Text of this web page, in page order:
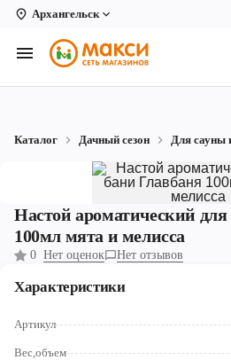
Архангельск
Вологда
Архангельск
Котлас
Новодвинск
Рыбинск
Каталог Дачный сезон Для сауны
Настой ароматический
100мл мята и мелисса
0 Нет оценок Нет отзывов
Характеристики
Артикул
Вес,объем